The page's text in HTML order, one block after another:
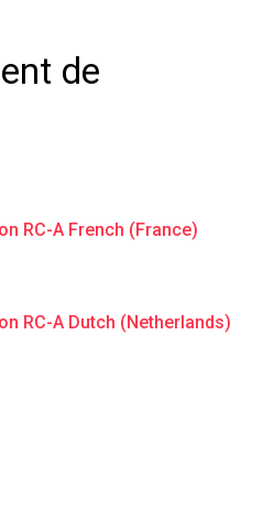
de
RC-A French (France)
RC-A Dutch (Netherlands)